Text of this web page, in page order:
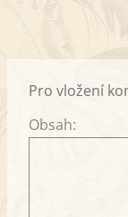
Pro vložení
Obsah: